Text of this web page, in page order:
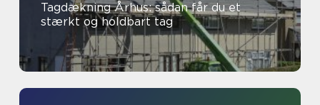
Tagdækning Århus: sådan får du et
stærkt og holdbart tag